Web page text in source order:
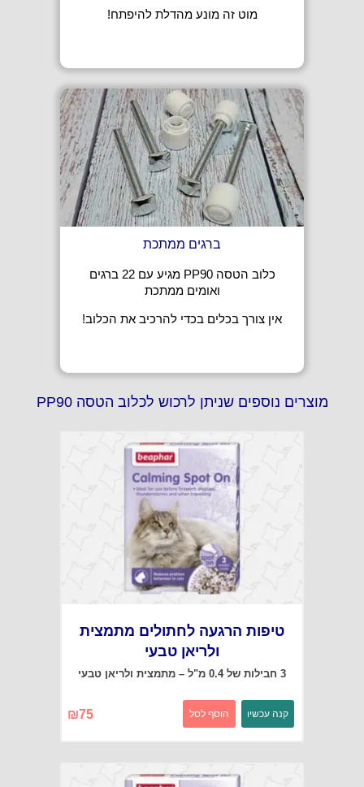
מוט זה מונע מהדלת להיפתח!
ברגים ממתכת
כלוב הטסה PP90 מגיע עם 22 ברגים
ואומים ממתכת
אין צורך בכלים בכדי להרכיב את הכלוב!
מוצרים נוספים שניתן לרכוש לכלוב הטסה PP90
טיפות הרגעה לחתולים מתמצית
ולריאן טבעי
3 חבילות של 0.4 מ"ל – מתמצית ולריאן טבעי
75
₪ קנה עכשיו הוסף לסל